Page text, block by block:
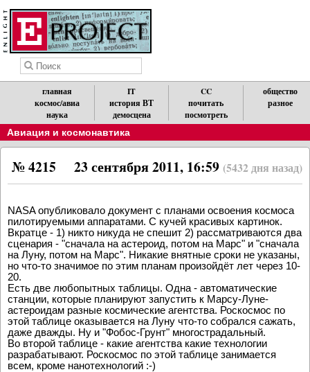
главная
космос/авиа
наука
IT
история ВТ
демосцена
CC
почитать
посмотреть
общество
разное
Авиация и космонавтика
23 сентября 2011, 16:59 (5432 дня назад)
№ 4215
NASA опубликовало документ с планами освоения космоса
пилотируемыми аппаратами. С кучей красивых картинок.
Вкратце - 1) никто никуда не спешит 2) рассматриваются два
сценария - "сначала на астероид, потом на Марс" и "сначала
на Луну, потом на Марс". Никакие внятные сроки не указаны,
но что-то значимое по этим планам произойдёт лет через 10-
20.
Есть две любопытных таблицы. Одна - автоматические
станции, которые планируют запустить к Марсу-Луне-
астероидам разные космические агентства. Роскосмос по
этой таблице оказывается на Луну что-то собрался сажать,
даже дважды. Ну и "Фобос-Грунт" многострадальный.
Во второй таблице - какие агентства какие технологии
разрабатывают. Роскосмос по этой таблице занимается
всем, кроме нанотехнологий :-)